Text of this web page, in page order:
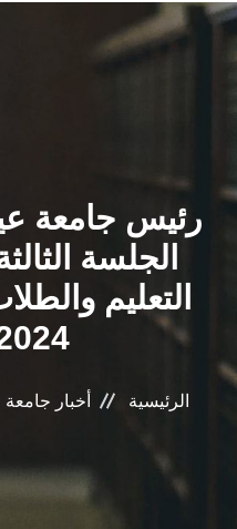
رئيس جامعة
الجلسة
التعليم
2025
الرئيسية أخبار